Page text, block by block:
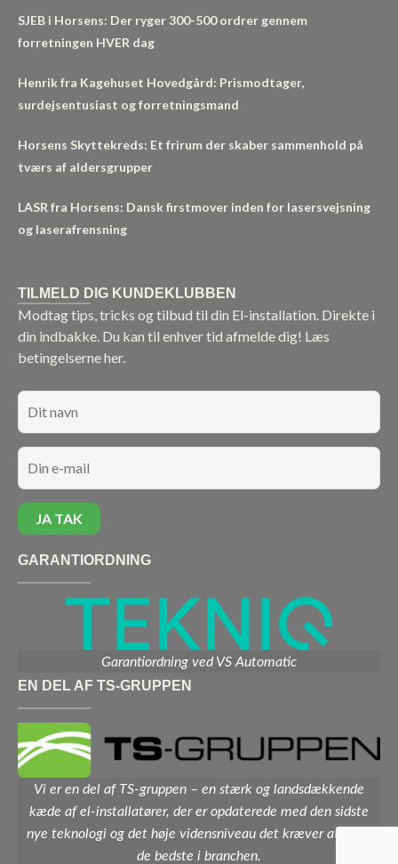
SJEB i Horsens: Der ryger 300-500 ordrer gennem
forretningen HVER dag
Henrik fra Kagehuset Hovedgård: Prismodtager,
surdejsentusiast og forretningsmand
Horsens Skyttekreds: Et frirum der skaber sammenhold på
tværs af aldersgrupper
LASR fra Horsens: Dansk firstmover inden for lasersvejsning
og laserafrensning
TILMELD DIG KUNDEKLUBBEN
Modtag tips, tricks og tilbud til din El-installation. Direkte i
din indbakke. Du kan til enhver tid afmelde dig! Læs
betingelserne her.
GARANTIORDNING
Garantiordning ved VS Automatic
EN DEL AF TS-GRUPPEN
Vi er en del af TS-gruppen – en stærk og landsdækkende
kæde af el-installatører, der er opdaterede med den sidste
nye teknologi og det høje vidensniveau det kræver at være
de bedste i branchen.